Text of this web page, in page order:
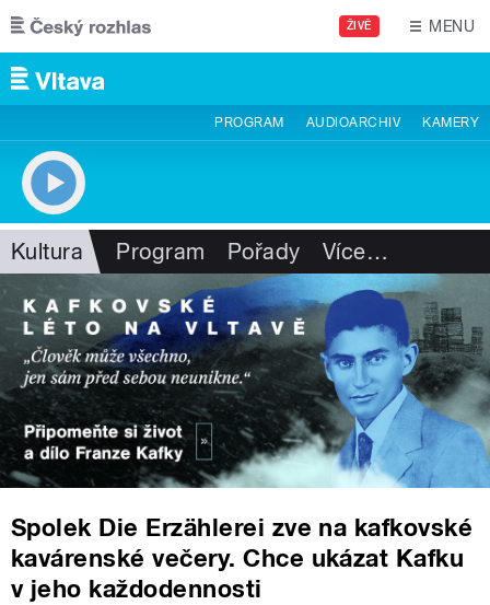
Přejít k hlavnímu obsahu
ŽIVĚ MENU
PROGRAM AUDIOARCHIV KAMERY
Kultura Program Pořady Více…
Spolek Die Erzählerei zve na kafkovské
kavárenské večery. Chce ukázat Kafku
v jeho každodennosti